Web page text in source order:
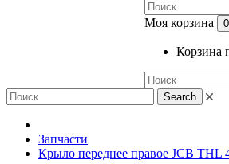
Моя корзина 0
Корзина
Search
Запчасти
Крыло переднее правое JCB THL